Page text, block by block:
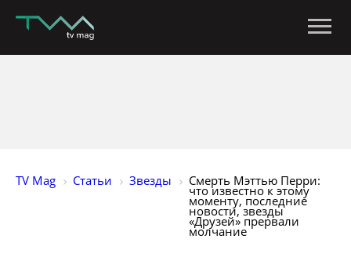
TV Mag Статьи Звезды Смерть Мэттью Перри:
что известно к этому
моменту, последние
новости, звезды
«Друзей» прервали
молчание